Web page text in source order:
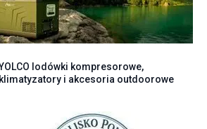
lodówki kompresorowe,
klimatyzatory i akcesoria outdoorowe